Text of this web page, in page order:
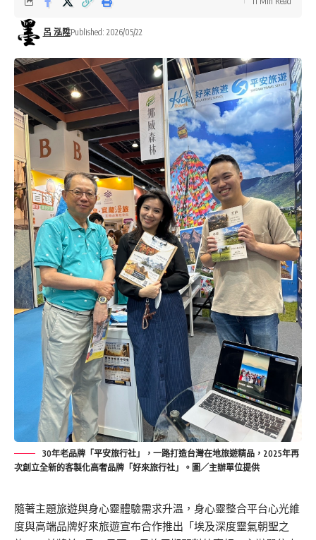
呂 泓陞Published: 2026/05/22
30年老品牌「平安旅行社」，一路打造台灣在地旅遊精品，2025年再
次創立全新的客製化高奢品牌「好來旅行社」。圖／主辦單位提供
隨著主題旅遊與身心靈體驗需求升溫，身心靈整合平台心光維
度與高端品牌好來旅遊宣布合作推出「埃及深度靈氣朝聖之